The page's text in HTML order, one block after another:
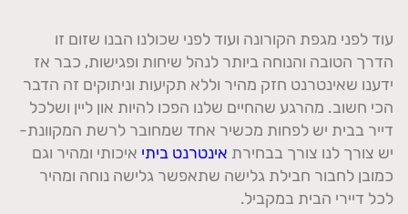
עוד לפני מגפת הקורונה ועוד לפני שכולנו הבנו שזום זו
הדרך הטובה והנוחה ביותר לנהל שיחות ופגישות, כבר אז
ידענו שאינטרנט חזק מהיר וללא תקיעות וניתוקים זה הדבר
הכי חשוב. מהרגע שהחיים שלנו הפכו להיות און ליין ושלכל
דייר בבית יש לפחות מכשיר אחד שמחובר לרשת המקוונת-
יש צורך לנו צורך בבחירת אינטרנט ביתי איכותי ומהיר וגם
כמובן לחבור חבילת גלישה שתאפשר גלישה נוחה ומהיר
לכל דיירי הבית במקביל.